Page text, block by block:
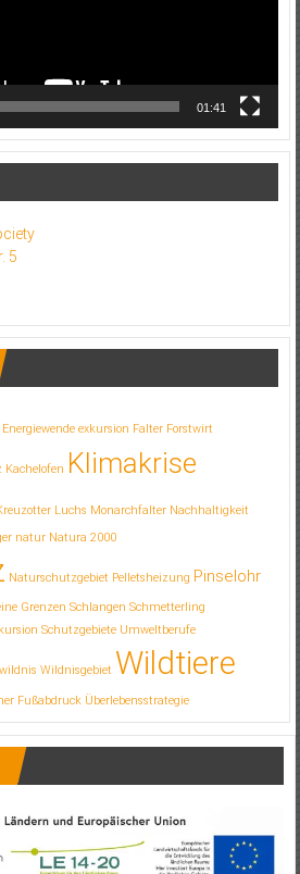
01:41
5
Energiewende exkursion Falter Forstwirt
Kachelofen Klimakrise
Luchs Monarchfalter Nachhaltigkeit
natur Natura 2000
Naturschutzgebiet Pelletsheizung Pinselohr
Grenzen Schlangen Schmetterling
Schutzgebiete Umweltberufe
wildnis Wildnisgebiet Wildtiere
Fußabdruck Überlebensstrategie